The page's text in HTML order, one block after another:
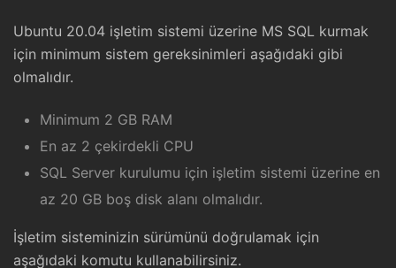
Ubuntu 20.04 işletim sistemi üzerine MS SQL kurmak
için minimum sistem gereksinimleri aşağıdaki gibi
olmalıdır.
Minimum 2 GB RAM
En az 2 çekirdekli CPU
SQL Server kurulumu için işletim sistemi üzerine en
az 20 GB boş disk alanı olmalıdır.
İşletim sisteminizin sürümünü doğrulamak için
aşağıdaki komutu kullanabilirsiniz.